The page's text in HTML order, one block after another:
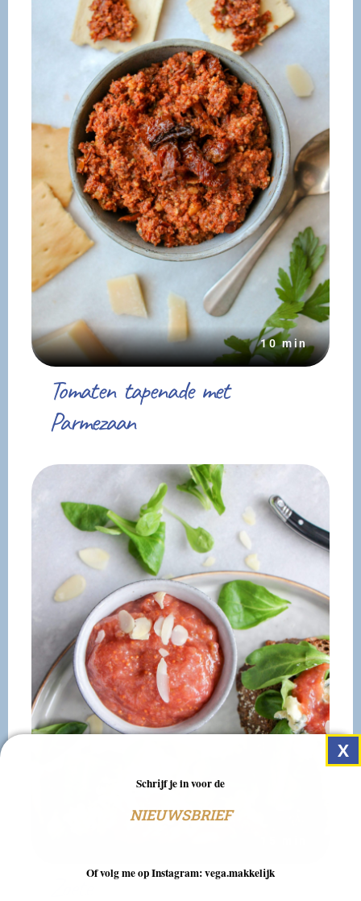
Tomaten tapenade met
Parmezaan
10 min
Zoete
Schrijf je in voor de
NIEUWSBRIEF
Of volg me op Instagram: vega.makkelijk